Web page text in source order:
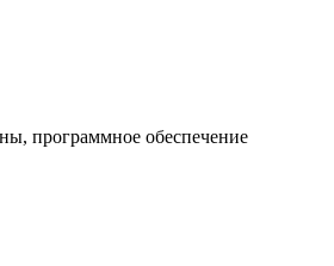
программное обеспечение